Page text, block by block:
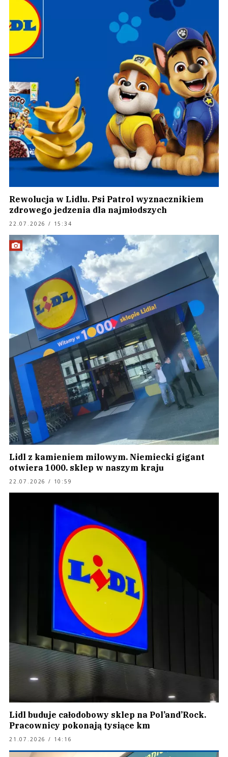
Rewolucja w Lidlu. Psi Patrol wyznacznikiem
zdrowego jedzenia dla najmłodszych
22.07.2026 / 15:34
Lidl z kamieniem milowym. Niemiecki gigant
otwiera 1000. sklep w naszym kraju
22.07.2026 / 10:59
Lidl buduje całodobowy sklep na Pol’and’Rock.
Pracownicy pokonają tysiące km
21.07.2026 / 14:16